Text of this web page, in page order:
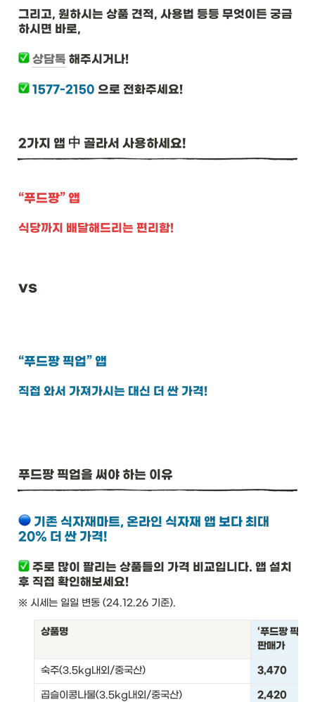
그리고, 원하시는 상품 견적, 사용법 등등 무엇이든 궁금
하시면 바로,
상담톡 해주시거나!
1577-2150 으로 전화주세요!
2가지 앱 中 골라서 사용하세요!
“푸드팡” 앱
식당까지 배달해드리는 편리함!
vs
“푸드팡 픽업” 앱
직접 와서 가져가시는 대신 더 싼 가격!
푸드팡 픽업을 써야 하는 이유
기존 식자재마트, 온라인 식자재 앱 보다 최대
20% 더 싼 가격!
주로 많이 팔리는 상품들의 가격 비교입니다. 앱 설치
후 직접 확인해보세요!
※ 시세는 일일 변동 (24.12.26 기준).
상품명
‘푸드팡 픽업’
판매가
숙주(3.5kg내외/중국산) 3,470
곱슬이콩나물(3.5kg내외/중국산) 2,420